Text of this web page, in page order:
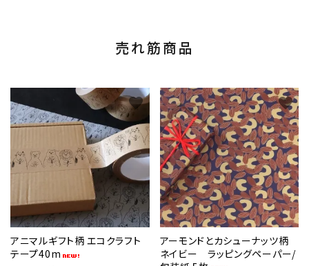
売れ筋商品
アニマルギフト柄 エコクラフト
テープ40m
favorite
アーモンドとカシューナッツ柄
ネイビー ラッピングペーパー/
favorite